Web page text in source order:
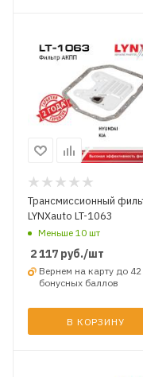
Трансмиссионный
LYNXauto LT-1063
Меньше 10 шт
2 117 руб./шт
Вернем на карту до 42
бонусных баллов
В КОРЗИНУ